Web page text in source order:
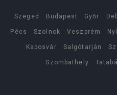
Szeged Budapest Győr
Pécs Szolnok Veszprém
Kaposvár Salgótarján
Szombathely